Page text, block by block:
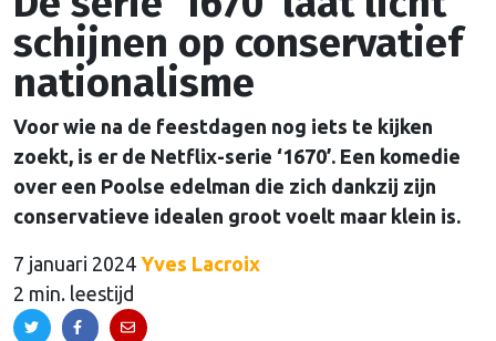
schijnen op conservatief
nationalisme
Voor wie na de feestdagen nog iets te kijken
zoekt, is er de Netflix-serie ‘1670’. Een komedie
over een Poolse edelman die zich dankzij zijn
conservatieve idealen groot voelt maar klein is.
7 januari 2024 Yves Lacroix
2 min. leestijd